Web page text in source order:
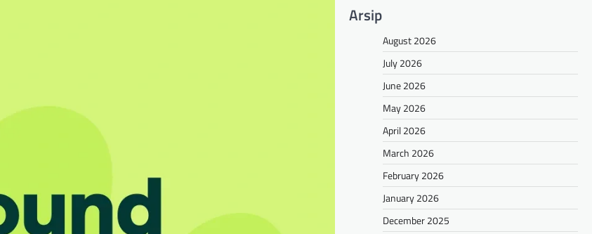
Arsip
August 2026
July 2026
June 2026
May 2026
April 2026
March 2026
February 2026
January 2026
December 2025